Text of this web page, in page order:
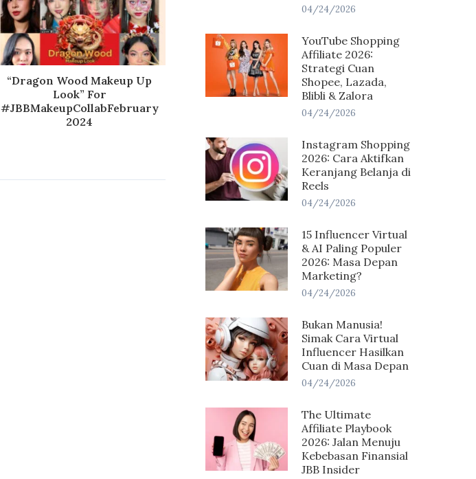
“Dragon Wood Makeup Up
Look” For
#JBBMakeupCollabFebruary
2024
04/24/2026
YouTube Shopping
Affiliate 2026:
Strategi Cuan
Shopee, Lazada,
Blibli & Zalora
04/24/2026
Instagram Shopping
2026: Cara Aktifkan
Keranjang Belanja di
Reels
04/24/2026
15 Influencer Virtual
& AI Paling Populer
2026: Masa Depan
Marketing?
04/24/2026
Bukan Manusia!
Simak Cara Virtual
Influencer Hasilkan
Cuan di Masa Depan
04/24/2026
The Ultimate
Affiliate Playbook
2026: Jalan Menuju
Kebebasan Finansial
JBB Insider